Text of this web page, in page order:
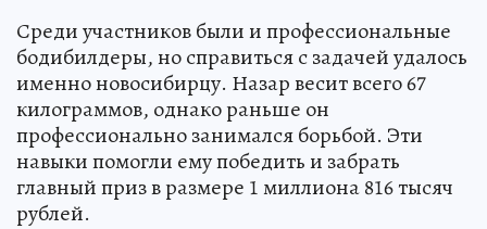
Среди участников были и профессиональные
бодибилдеры, но справиться с задачей удалось
именно новосибирцу. Назар весит всего 67
килограммов, однако раньше он
профессионально занимался борьбой. Эти
навыки помогли ему победить и забрать
главный приз в размере 1 миллиона 816 тысяч
рублей.